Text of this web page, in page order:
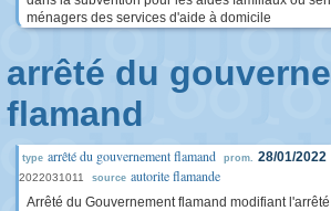
ménagers des services d'aide à domicile
arrêté du
flamand
type arrêté du gouvernement flamand prom. 28/01/2022
2022031011 source autorite flamande
Arrêté du Gouvernement flamand modifiant